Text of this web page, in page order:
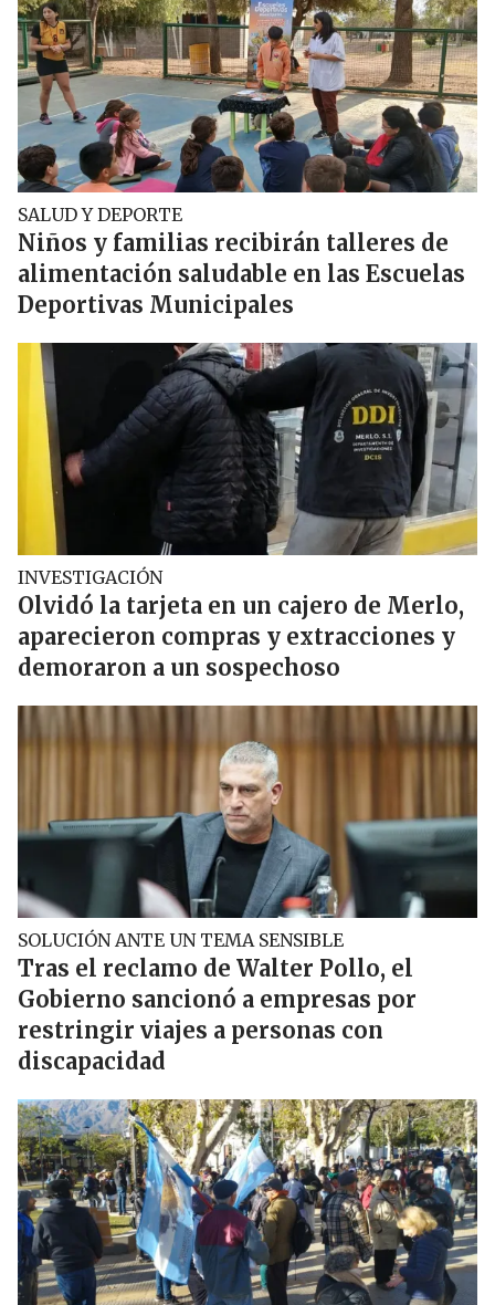
SALUD Y DEPORTE
Niños y familias recibirán talleres de
alimentación saludable en las Escuelas
Deportivas Municipales
INVESTIGACIÓN
Olvidó la tarjeta en un cajero de Merlo,
aparecieron compras y extracciones y
demoraron a un sospechoso
SOLUCIÓN ANTE UN TEMA SENSIBLE
Tras el reclamo de Walter Pollo, el
Gobierno sancionó a empresas por
restringir viajes a personas con
discapacidad